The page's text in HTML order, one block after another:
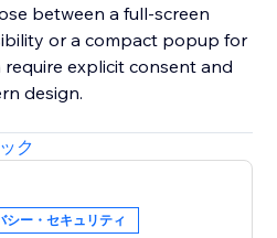
between a full-screen
or a compact popup for
explicit consent and
design.
small businesses, and
cookie consent that
user trust. A free version is
ク
シー・セキュリティ